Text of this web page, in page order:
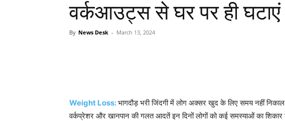
वर्कआउट्स से घर पर ही
By News Desk - March 13, 2024
Weight Loss:भागदौड़ भरी जिंदगी में लोग अक्सर खुद के लिए समय नहीं
वर्कप्रेशर और खानपान की गलत आदतें इन दिनों लोगों को कई समस्याओं का शिकार